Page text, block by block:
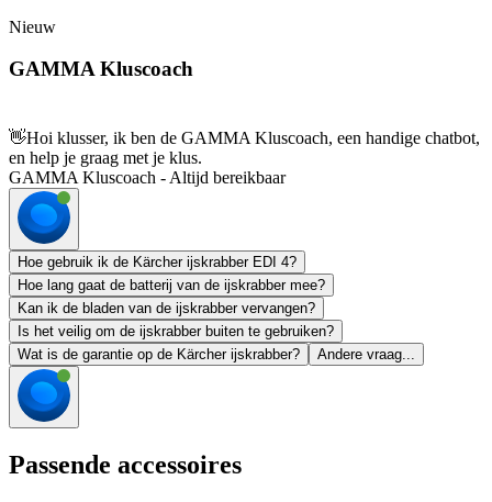
Nieuw
GAMMA Kluscoach
👋Hoi klusser, ik ben de GAMMA Kluscoach, een handige chatbot,
en help je graag met je klus.
GAMMA Kluscoach - Altijd bereikbaar
Hoe gebruik ik de Kärcher ijskrabber EDI 4?
Hoe lang gaat de batterij van de ijskrabber mee?
Kan ik de bladen van de ijskrabber vervangen?
Is het veilig om de ijskrabber buiten te gebruiken?
Wat is de garantie op de Kärcher ijskrabber?
Andere vraag...
Passende accessoires